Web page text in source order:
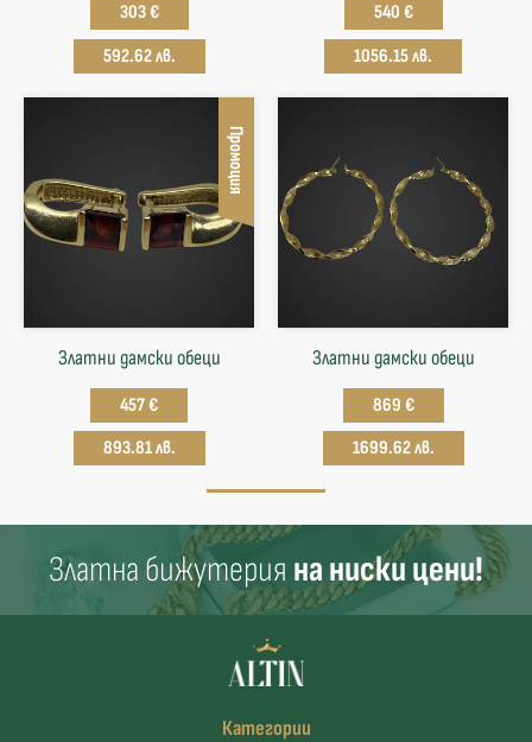
303 €
592.62 лв.
540 €
1056.15 лв.
Промоция
Златни дамски обеци
457 €
893.81 лв.
Златни дамски обеци
869 €
1699.62 лв.
Златна бижутерия на ниски цени!
Категории